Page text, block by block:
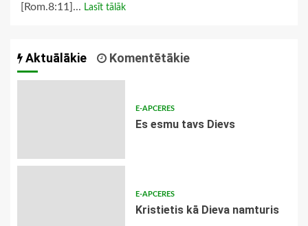
[Rom.8:11]... Lasīt tālāk
Aktuālākie Komentētākie
E-APCERES
Es esmu tavs Dievs
E-APCERES
Kristietis kā Dieva namturis